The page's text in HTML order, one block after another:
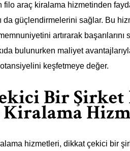
araç kiralama hizmetinden
da güçlendirmelerini sağlar. Bu
artırarak
bulunurken maliyet
keşfetmeye değer.
Bir
hizmetleri, dikkat çekici bir